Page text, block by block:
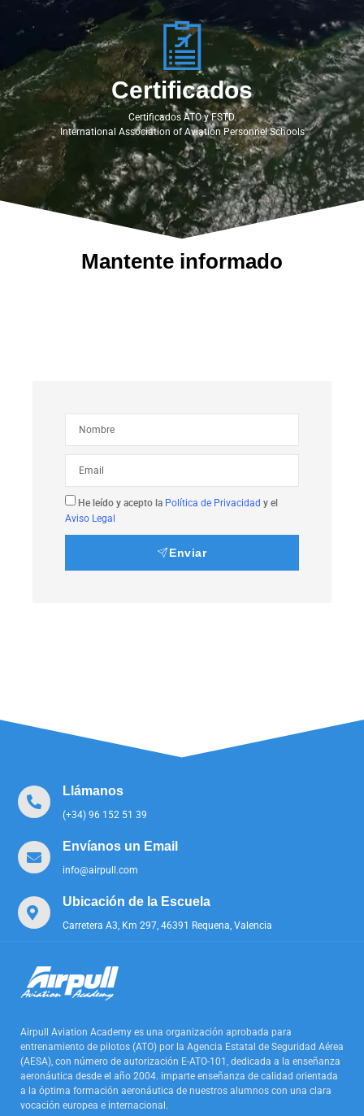
Certificados
Certificados ATO y FSTD.
International Association of Aviation Personnel Schools
Mantente informado
He leído y acepto la Política de Privacidad y el
Aviso Legal
Enviar
Llámanos
(+34) 96 152 51 39
Envíanos un Email
info@airpull.com
Ubicación de la Escuela
Carretera A3, Km 297, 46391 Requena, Valencia
Airpull Aviation Academy es una organización aprobada para
entrenamiento de pilotos (ATO) por la Agencia Estatal de Seguridad Aérea
(AESA), con número de autorización E-ATO-101, dedicada a la enseñanza
aeronáutica desde el año 2004. imparte enseñanza de calidad orientada
a la óptima formación aeronáutica de nuestros alumnos con una clara
vocación europea e internacional.